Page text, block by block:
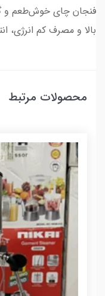
فنجان چای خوش‌طعم و
بالا و مصرف کم انرژی،
محصولات مرتبط